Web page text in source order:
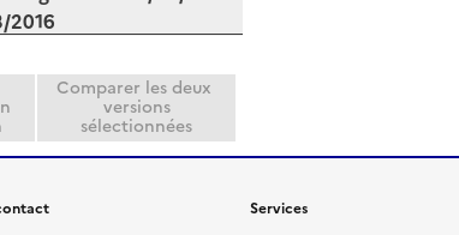
2016
Comparer les deux
versions
sélectionnées
Services